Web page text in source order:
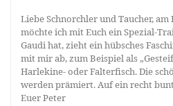
Liebe Schnorchler und Taucher, am
möchte ich mit Euch ein Spezial-
Gaudi hat, zieht ein hübsches
mit mir ab, zum Beispiel als
Harlekine- oder Falterfisch. Die
werden prämiert. Auf ein recht
Euer Peter